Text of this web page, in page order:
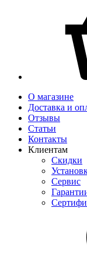
О магазине
Доставка и
Отзывы
Статьи
Контакты
Клиентам
Скидки
Сервис